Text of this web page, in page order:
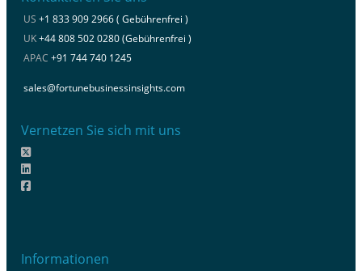
US +1 833 909 2966 ( Gebührenfrei )
UK+44 808 502 0280 (Gebührenfrei )
APAC +91 744 740 1245
sales@fortunebusinessinsights.com
Vernetzen Sie sich mit uns
Informationen